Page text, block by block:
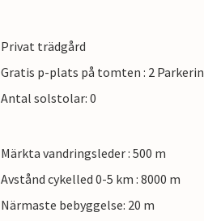
Privat trädgård
Gratis p-plats på tomten : 2
Antal solstolar: 0
Märkta vandringsleder : 500 m
Avstånd cykelled 0-5 km : 8000 m
Närmaste bebyggelse: 20 m